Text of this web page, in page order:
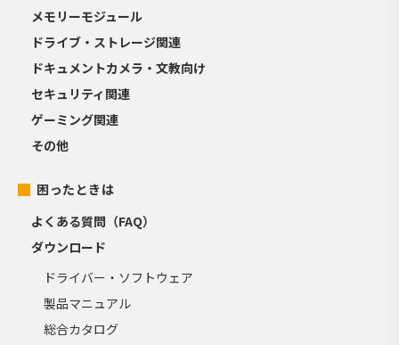
メモリーモジュール
ドライブ・ストレージ関連
ドキュメントカメラ・文教向け
セキュリティ関連
ゲーミング関連
その他
困ったときは
よくある質問（FAQ）
ダウンロード
ドライバー・ソフトウェア
製品マニュアル
総合カタログ